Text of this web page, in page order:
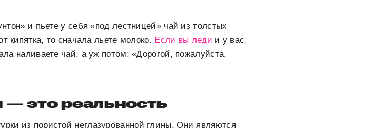
и пьете у себя «под лестницей» чай из толстых
кипятка, то сначала льете молоко. Если вы леди и у вас
наливаете чай, а уж потом: «Дорогой, пожалуйста,
это реальность
из пористой неглазурованной глины. Они являются